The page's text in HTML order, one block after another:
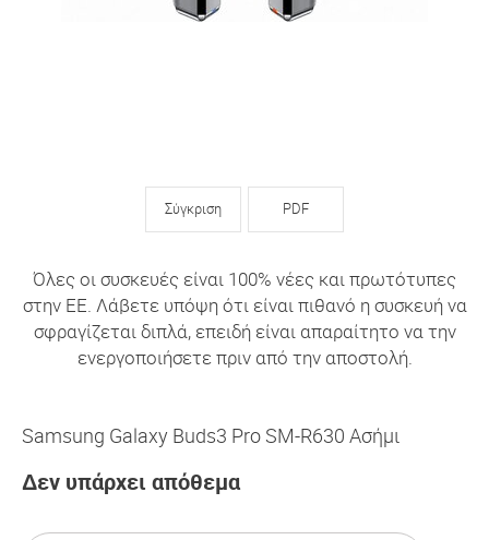
Σύγκριση PDF
Όλες οι συσκευές είναι 100% νέες και πρωτότυπες
στην ΕΕ. Λάβετε υπόψη ότι είναι πιθανό η συσκευή να
σφραγίζεται διπλά, επειδή είναι απαραίτητο να την
ενεργοποιήσετε πριν από την αποστολή.
Samsung Galaxy Buds3 Pro SM-R630 Ασήμι
Δεν υπάρχει απόθεμα